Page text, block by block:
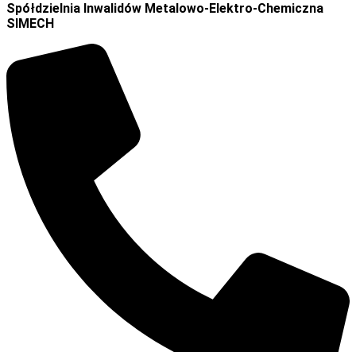
Spółdzielnia Inwalidów Metalowo-Elektro-Chemiczna
SIMECH